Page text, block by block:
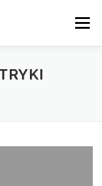
Menu
SAMOCHODOWY